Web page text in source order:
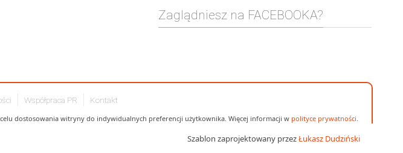
Zaglądniesz na FACEBOOKA?
Współpraca PR Kontakt
dostosowania witryny do indywidualnych preferencji użytkownika. Więcej informacji w polityce prywatności
Szablon zaprojektowany przezŁukasz Dudziński